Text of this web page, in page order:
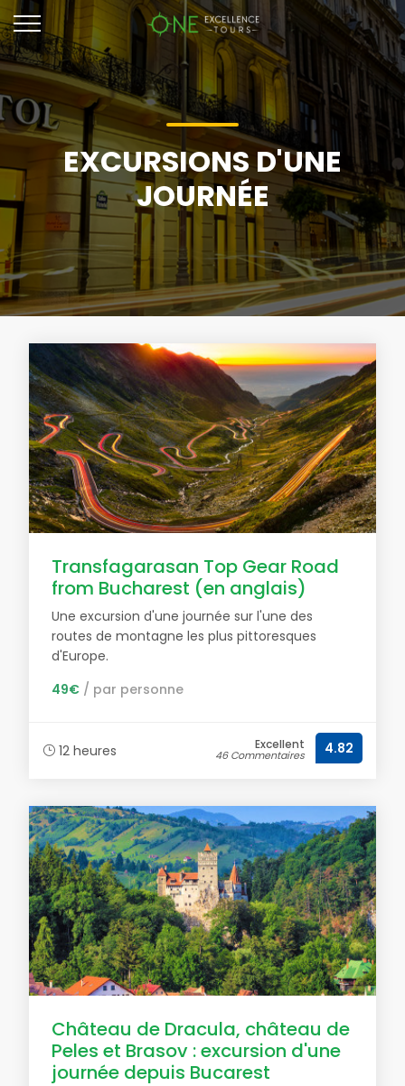
EXCURSIONS D'UNE
JOURNÉE
Transfagarasan Top Gear Road
from Bucharest (en anglais)
Une excursion d'une journée sur l'une des
routes de montagne les plus pittoresques
d'Europe.
49€ / par personne
12 heures Excellent
46 Commentaires 4.82
Château de Dracula, château de
Peles et Brasov : excursion d'une
journée depuis Bucarest